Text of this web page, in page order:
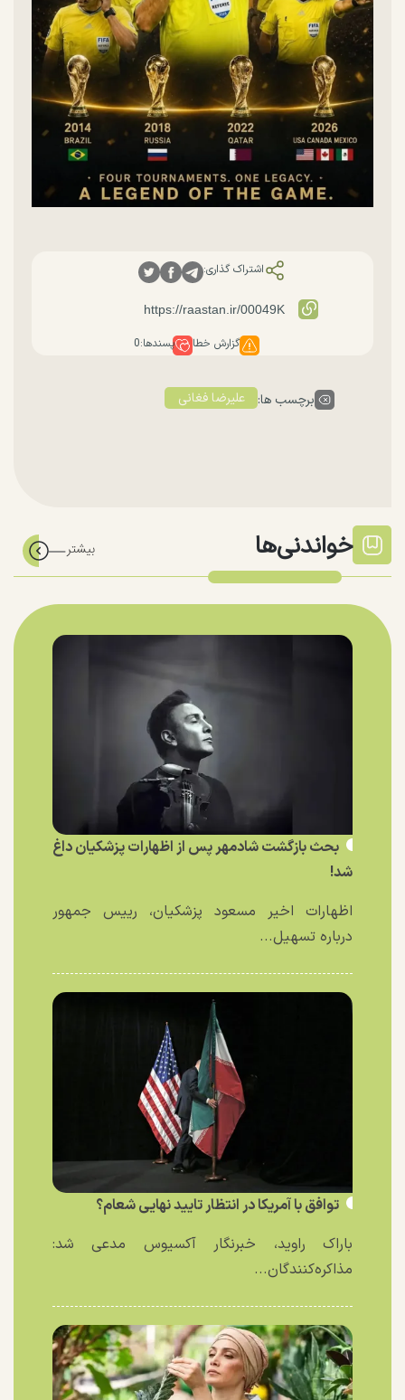
اشتراک گذاری:
گزارش خطا پسندها:0
برچسب ها: علیرضا فغانی
خواندنی‌ها
بحث بازگشت شادمهر پس از اظهارات پزشکیان داغ
شد!
اظهارات اخیر مسعود پزشکیان، رییس جمهور
درباره تسهیل...
توافق با آمریکا در انتظار تایید نهایی شعام؟
باراک راوید، خبرنگار آکسیوس مدعی شد:
مذاکره‌کنندگان...